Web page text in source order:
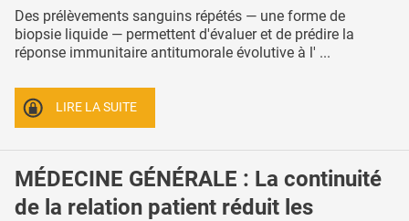
Des prélèvements sanguins répétés — une forme de
biopsie liquide — permettent d'évaluer et de prédire la
réponse immunitaire antitumorale évolutive à l' ...
LIRE LA SUITE
MÉDECINE GÉNÉRALE : La continuité
de la relation patient réduit les